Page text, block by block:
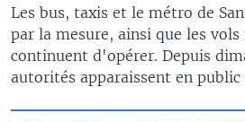
Les bus, taxis et le métro de
par la mesure, ainsi que les
continuent d'opérer. Depuis
autorités apparaissent en public